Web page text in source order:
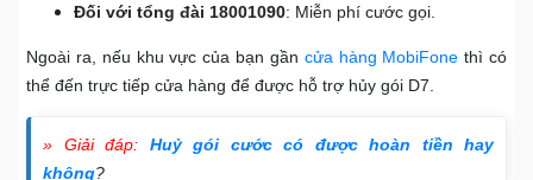
Đối với tổng đài 18001090: Miễn phí cước gọi.
Ngoài ra, nếu khu vực của bạn gần cửa hàng MobiFone thì có
thể đến trực tiếp cửa hàng để được hỗ trợ hủy gói D7.
» Giải đáp:
Huỷ gói cước có được hoàn tiền hay
không?